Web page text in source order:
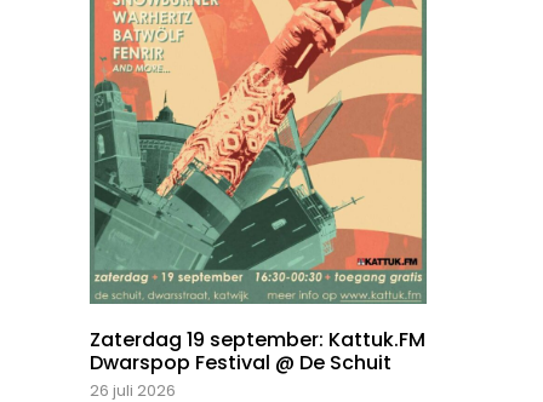
Zaterdag 19 september: Kattuk.FM
Dwarspop Festival @ De Schuit
26 juli 2026